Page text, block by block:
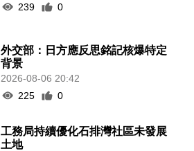
239
0
外交部：日方應反思銘記核爆特定
背景
2026-08-06 20:42
225
0
工務局持續優化石排灣社區未發展
土地